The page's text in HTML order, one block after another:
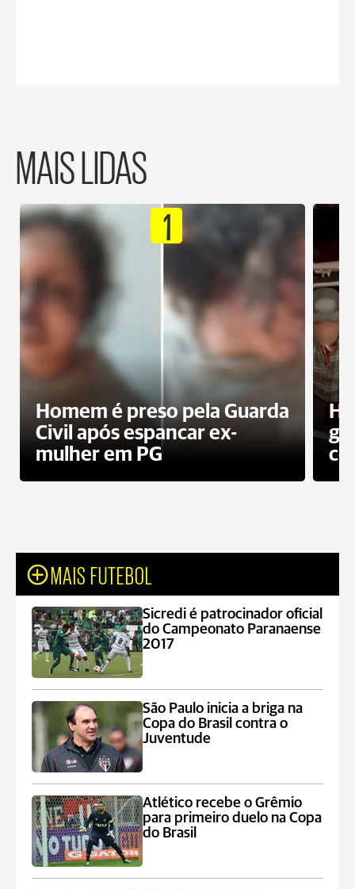
MAIS LIDAS
1
Homem é preso pela Guarda
Civil após espancar ex-
mulher em PG
MAIS FUTEBOL
Sicredi é patrocinador oficial
do Campeonato Paranaense
2017
São Paulo inicia a briga na
Copa do Brasil contra o
Juventude
Atlético recebe o Grêmio
para primeiro duelo na Copa
do Brasil